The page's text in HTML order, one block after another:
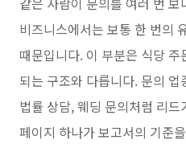
비즈니스에서는 보통 한 번의
때문입니다. 이 부분은 식당
되는 구조와 다릅니다. 문의
법률 상담, 웨딩 문의처럼 리
페이지 하나가 보고서의 기준